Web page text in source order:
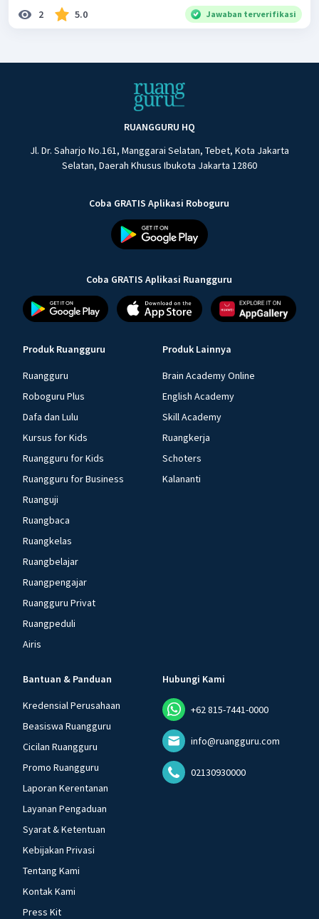
2 5.0 Jawaban terverifikasi
RUANGGURU HQ
Jl. Dr. Saharjo No.161, Manggarai Selatan, Tebet, Kota Jakarta
Selatan, Daerah Khusus Ibukota Jakarta 12860
Coba GRATIS Aplikasi Roboguru
Coba GRATIS Aplikasi Ruangguru
Produk Ruangguru
Ruangguru
Roboguru Plus
Dafa dan Lulu
Kursus for Kids
Ruangguru for Kids
Ruangguru for Business
Ruanguji
Ruangbaca
Ruangkelas
Ruangbelajar
Ruangpengajar
Ruangguru Privat
Ruangpeduli
Airis
Produk Lainnya
Brain Academy Online
English Academy
Skill Academy
Ruangkerja
Schoters
Kalananti
Bantuan & Panduan
Kredensial Perusahaan
Beasiswa Ruangguru
Cicilan Ruangguru
Promo Ruangguru
Laporan Kerentanan
Layanan Pengaduan
Syarat & Ketentuan
Kebijakan Privasi
Tentang Kami
Kontak Kami
Press Kit
Hubungi Kami
+62 815-7441-0000
info@ruangguru.com
02130930000